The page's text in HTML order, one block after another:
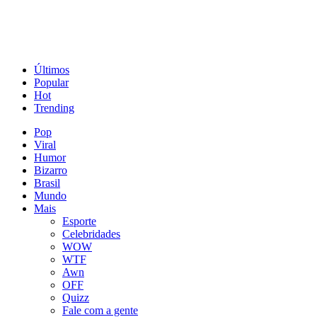
Últimos
Popular
Hot
Trending
Pop
Viral
Humor
Bizarro
Brasil
Mundo
Mais
Esporte
Celebridades
WOW
WTF
Awn
OFF
Quizz
Fale com a gente